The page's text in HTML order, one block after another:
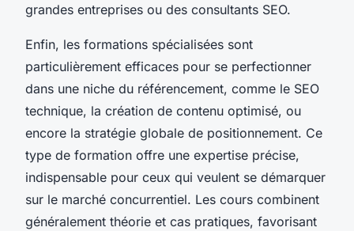
grandes entreprises ou des consultants SEO.
Enfin, les formations spécialisées sont
particulièrement efficaces pour se perfectionner
dans une niche du référencement, comme le SEO
technique, la création de contenu optimisé, ou
encore la stratégie globale de positionnement. Ce
type de formation offre une expertise précise,
indispensable pour ceux qui veulent se démarquer
sur le marché concurrentiel. Les cours combinent
généralement théorie et cas pratiques, favorisant